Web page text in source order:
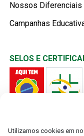
Nossos Diferenciais
Campanhas
SELOS E
Utilizamos cookies em